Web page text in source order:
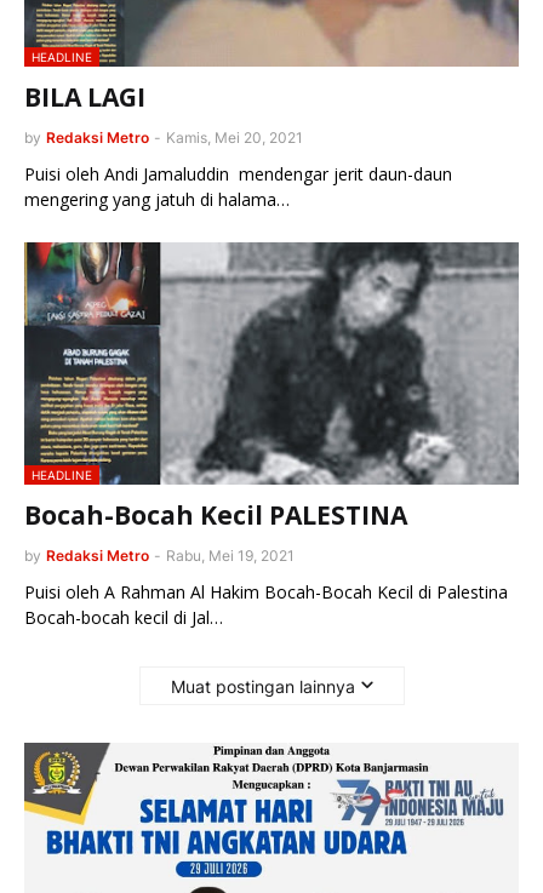
HEADLINE
BILA LAGI
by Redaksi Metro - Kamis, Mei 20, 2021
Puisi oleh Andi Jamaluddin mendengar jerit daun-daun
mengering yang jatuh di halama…
HEADLINE
Bocah-Bocah Kecil PALESTINA
by Redaksi Metro - Rabu, Mei 19, 2021
Puisi oleh A Rahman Al Hakim Bocah-Bocah Kecil di Palestina
Bocah-bocah kecil di Jal…
Muat postingan lainnya